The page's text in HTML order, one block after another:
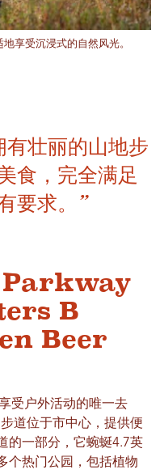
享受沉浸式的自然风光。
壮丽的山地步
食，完全满足
要求。”
B
Beer
受户外活动的唯一去
道位于市中心，提供便
的一部分，它蜿蜒4.7英
个热门公园，包括植物